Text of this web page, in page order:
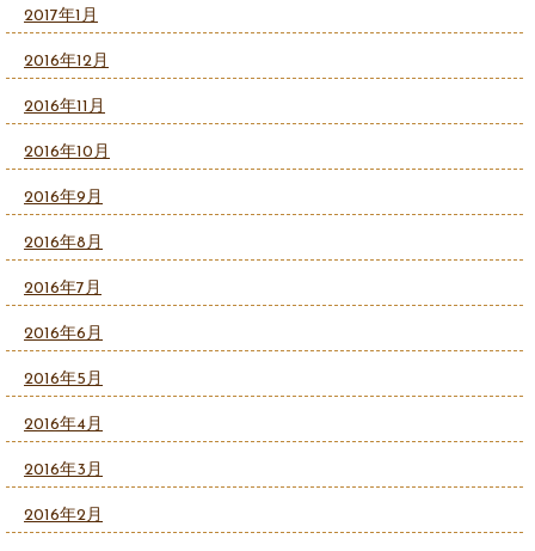
2017年1月
2016年12月
2016年11月
2016年10月
2016年9月
2016年8月
2016年7月
2016年6月
2016年5月
2016年4月
2016年3月
2016年2月